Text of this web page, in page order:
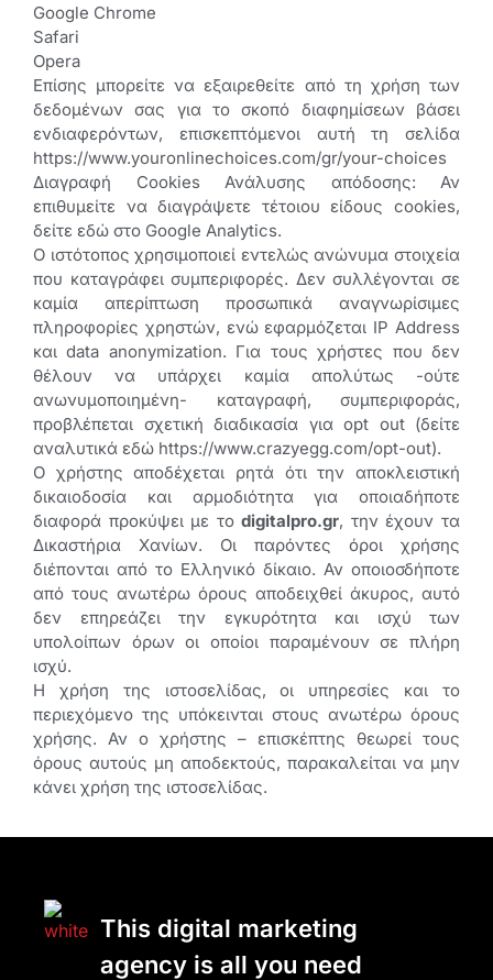
Google Chrome
Safari
Opera
Επίσης μπορείτε να εξαιρεθείτε από τη χρήση των
δεδομένων σας για το σκοπό διαφημίσεων βάσει
ενδιαφερόντων, επισκεπτόμενοι αυτή τη σελίδα
https://www.youronlinechoices.com/gr/your-choices
Διαγραφή Cookies Ανάλυσης απόδοσης: Αν
επιθυμείτε να διαγράψετε τέτοιου είδους cookies,
δείτε εδώ στο Google Analytics.
Ο ιστότοπος χρησιμοποιεί εντελώς ανώνυμα στοιχεία
που καταγράφει συμπεριφορές. Δεν συλλέγονται σε
καμία απερίπτωση προσωπικά αναγνωρίσιμες
πληροφορίες χρηστών, ενώ εφαρμόζεται IP Address
και data anonymization. Για τους χρήστες που δεν
θέλουν να υπάρχει καμία απολύτως -ούτε
ανωνυμοποιημένη- καταγραφή, συμπεριφοράς,
προβλέπεται σχετική διαδικασία για opt out (δείτε
αναλυτικά εδώ https://www.crazyegg.com/opt-out).
Ο χρήστης αποδέχεται ρητά ότι την αποκλειστική
δικαιοδοσία και αρμοδιότητα για οποιαδήποτε
διαφορά προκύψει με τοdigitalpro.gr, την έχουν τα
Δικαστήρια Χανίων. Οι παρόντες όροι χρήσης
διέπονται από το Ελληνικό δίκαιο. Αν οποιοσδήποτε
από τους ανωτέρω όρους αποδειχθεί άκυρος, αυτό
δεν επηρεάζει την εγκυρότητα και ισχύ των
υπολοίπων όρων οι οποίοι παραμένουν σε πλήρη
ισχύ.
Η χρήση της ιστοσελίδας, οι υπηρεσίες και το
περιεχόμενο της υπόκεινται στους ανωτέρω όρους
χρήσης. Αν ο χρήστης – επισκέπτης θεωρεί τους
όρους αυτούς μη αποδεκτούς, παρακαλείται να μην
κάνει χρήση της ιστοσελίδας.
This digital marketing
agency is all you need